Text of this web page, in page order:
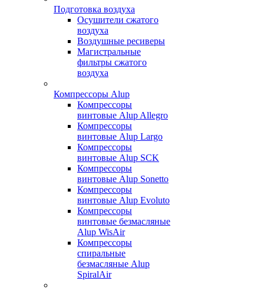
Подготовка воздуха
Осушители сжатого
воздуха
Воздушные ресиверы
Магистральные
фильтры сжатого
воздуха
Компрессоры Alup
Компрессоры
винтовые Alup Allegro
Компрессоры
винтовые Alup Largo
Компрессоры
винтовые Alup SCK
Компрессоры
винтовые Alup Sonetto
Компрессоры
винтовые Alup Evoluto
Компрессоры
винтовые безмасляные
Alup WisAir
Компрессоры
спиральные
безмасляные Alup
SpiralAir